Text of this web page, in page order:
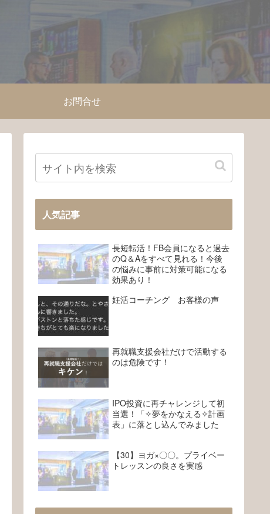
お問合せ
人気記事
長短転活！FB会員になると過去
のQ＆Aをすべて見れる！今後
の悩みに事前に対策可能になる
効果あり！
妊活コーチング お客様の声
再就職支援会社だけで活動する
のは危険です！
IPO投資に再チャレンジして初
当選！「✧夢をかなえる✧計画
表」に落とし込んでみました
【30】ヨガ×〇〇。プライベー
トレッスンの良さを実感